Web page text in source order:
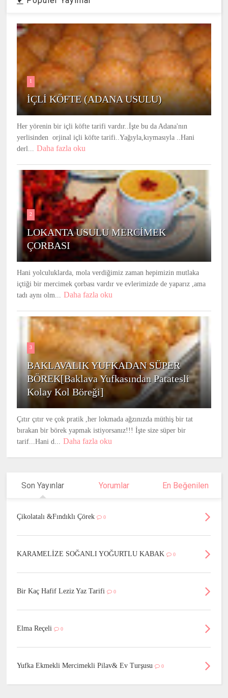
1
İÇLİ KÖFTE (ADANA USULU)
Her yörenin bir içli köfte tarifi vardır..İşte bu da Adana'nın
yerlisinden orjinal içli köfte tarifi..Yağıyla,kıymasıyla ..Hani
derl...
Daha fazla oku
2
LOKANTA USULU MERCİMEK
ÇORBASI
Hani yolculuklarda, mola verdiğimiz zaman hepimizin mutlaka
içtiği bir mercimek çorbası vardır ve evlerimizde de yaparız ,ama
tadı aynı olm...
Daha fazla oku
3
BAKLAVALIK YUFKADAN SÜPER
BÖREK[Baklava Yufkasından Patatesli
Kolay Kol Böreği]
Çıtır çıtır ve çok pratik ,her lokmada ağzınızda müthiş bir tat
bırakan bir börek yapmak istiyorsanız!!! İşte size süper bir
tarif...Hani d...
Daha fazla oku
Son Yayınlar Yorumlar En Beğenilen
Çikolatalı &Fındıklı Çörek 0
KARAMELİZE SOĞANLI YOĞURTLU KABAK 0
Bir Kaç Hafif Leziz Yaz Tarifi 0
Elma Reçeli 0
Yufka Ekmekli Mercimekli Pilav& Ev Turşusu 0